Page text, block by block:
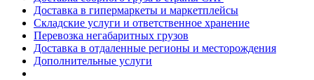
Доставка в гипермаркеты и маркетплейсы
Складские услуги и ответственное хранение
Перевозка негабаритных грузов
Доставка в отдаленные регионы и месторождения
Дополнительные услуги